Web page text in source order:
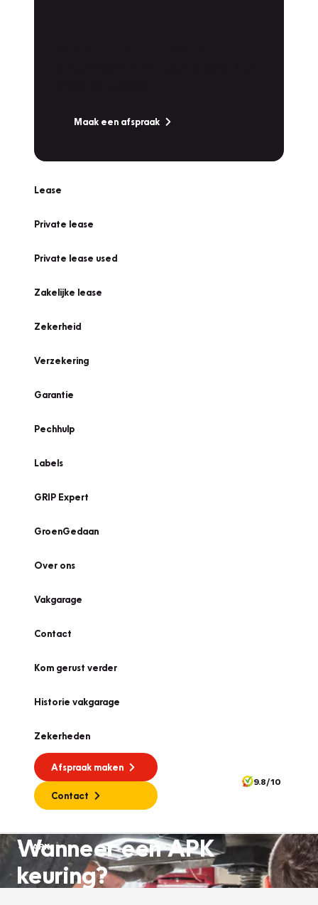
Maak een afspraak
Lease
Private lease
Private lease used
Zakelijke lease
Zekerheid
Verzekering
Garantie
Pechhulp
Labels
GRIP Expert
GroenGedaan
Over ons
Vakgarage
Contact
Kom gerust verder
Historie vakgarage
Zekerheden
Afspraak maken
Contact
9.8/10
APK
Wanneer een APK
keuring?